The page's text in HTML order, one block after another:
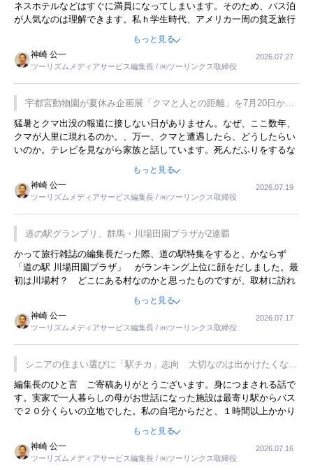
ネスホテルなどはすぐに満員になってしまいます。そのため、バス泊
が人気なのは理解できます。私ｈ学生時代、アメリカ一周の貧乏旅行
をした時は、移動はグレイハウンドバスでした。夕方から夜の便を利
用してホテル代を浮かせていました。ただし、若いからできたことで
す。若い人が夜行バスで京都に行った、青森に行ったと聞くと、疲れ
が残らないのかなと思ってしまいます。
もっと見る
神崎 公一
ツーリズムメディアサービス編集長 / ㈱ツーリンクス取締役
2026.07.27
宇都宮動物園が夏休み企画展「クマと人との距離」を7月20日から
開催
猛暑とクマ出没の報道に接しない日がありません。なぜ、ここ数年、
クマが人里に現れるのか。、万一、クマと遭遇したら、どうしたらい
いのか。テレビを見ながら家族と話しています。死んだふりをするな
んてことは、冗談でもいえません。そんな中で、この企画展はタイム
もっと見る
神崎 公一
ツーリズムメディアサービス編集長 / ㈱ツーリンクス取締役
2026.07.19
道の駅グランプリ、群馬・川場田園プラザが2連覇
かって旅行雑誌の編集長だった際、道の駅特集をすると、かならず
「道の駅 川場田園プラザ」 がランキング上位に顔をだしました。最
初は川場村？ どこにある村なのかと思ったものですが、取材に訪れ
永井 彰一社長にインタビューしたら、興味深い話が次々が飛び出しま
した。プレゼンも巧みで、今でも思い出すことが２つあります。一つ
は、従業員に東京ディズニーランドを見学させ、サービス業、接客業
の何かを理解してもらっていることです。 もう一つは1800円もする
プレミアムヨーグルトを販売するにあたり、社内に懸念もあったそう
です。永井社長は、駐車場に都内ナンバーの高級外車が停まっている
ことに目をつけ、高級商品でも売れると確信したそうです。今回の記
事を懐かしく読みました。
もっと見る
神崎 公一
ツーリズムメディアサービス編集長 / ㈱ツーリンクス取締役
2026.07.17
シニアの住まい選びに「駅チカ」志向 大切なのは出かけたくなる
暮らし
編集長のひと言 ご寄稿ありがとうございます。身につまされる話で
す。実家で一人暮らしの母がお世話になった施設は最寄り駅からバス
で２０分くらいの立地でした。私の自宅からだと、１時間以上かかり
ました。母の住まいから近いという理由で、その施設を選択したので
すが、私と妹にとっては、半日仕事ででした。シニアの住まい選び
は、当人だけではなく、世話をする家族の足の便も考えない外池ない
と思いました。
もっと見る
神崎 公一
ツーリズムメディアサービス編集長 / ㈱ツーリンクス取締役
2026.07.16